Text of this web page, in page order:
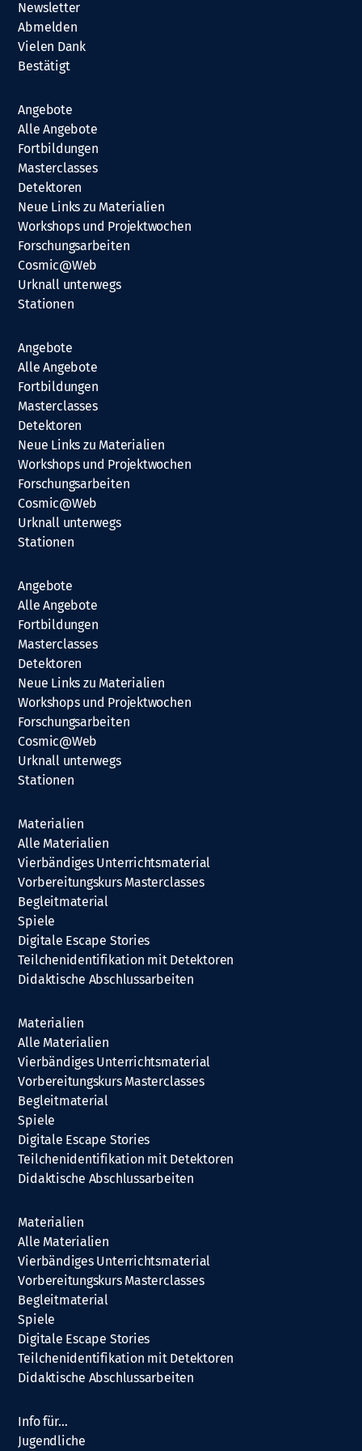
Newsletter
Abmelden
Vielen Dank
Bestätigt
Angebote
Alle Angebote
Fortbildungen
Masterclasses
Detektoren
Neue Links zu Materialien
Workshops und Projektwochen
Forschungsarbeiten
Cosmic@Web
Urknall unterwegs
Stationen
Angebote
Alle Angebote
Fortbildungen
Masterclasses
Detektoren
Neue Links zu Materialien
Workshops und Projektwochen
Forschungsarbeiten
Cosmic@Web
Urknall unterwegs
Stationen
Angebote
Alle Angebote
Fortbildungen
Masterclasses
Detektoren
Neue Links zu Materialien
Workshops und Projektwochen
Forschungsarbeiten
Cosmic@Web
Urknall unterwegs
Stationen
Materialien
Alle Materialien
Vierbändiges Unterrichtsmaterial
Vorbereitungskurs Masterclasses
Begleitmaterial
Spiele
Digitale Escape Stories
Teilchenidentifikation mit Detektoren
Didaktische Abschlussarbeiten
Materialien
Alle Materialien
Vierbändiges Unterrichtsmaterial
Vorbereitungskurs Masterclasses
Begleitmaterial
Spiele
Digitale Escape Stories
Teilchenidentifikation mit Detektoren
Didaktische Abschlussarbeiten
Materialien
Alle Materialien
Vierbändiges Unterrichtsmaterial
Vorbereitungskurs Masterclasses
Begleitmaterial
Spiele
Digitale Escape Stories
Teilchenidentifikation mit Detektoren
Didaktische Abschlussarbeiten
Info für…
Jugendliche